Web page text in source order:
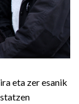
eta zer esanik